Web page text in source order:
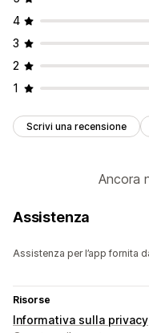
4
3
2
1
Scrivi una recensione
Ancora
Assistenza
Assistenza per l’app fornita
Risorse
Informativa sulla privacy